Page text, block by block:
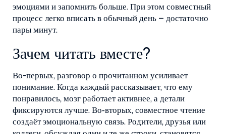
эмоциями и запомнить больше. При этом совместный
процесс легко вписать в обычный день – достаточно
пары минут.
Зачем читать вместе?
Во-первых, разговор о прочитанном усиливает
понимание. Когда каждый рассказывает, что ему
понравилось, мозг работает активнее, а детали
фиксируются лучше. Во‑вторых, совместное чтение
создаёт эмоциональную связь. Родители, друзья или